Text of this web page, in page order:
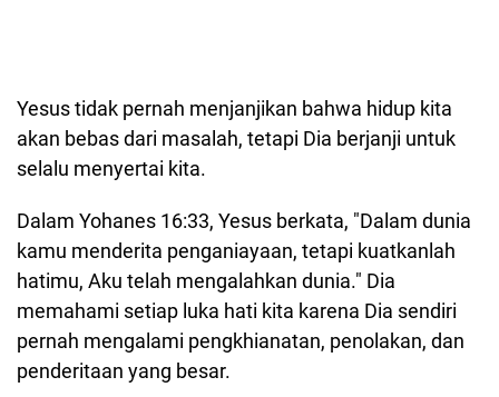
Yesus tidak pernah menjanjikan bahwa hidup kita
akan bebas dari masalah, tetapi Dia berjanji untuk
selalu menyertai kita.
Dalam Yohanes 16:33, Yesus berkata, "Dalam dunia
kamu menderita penganiayaan, tetapi kuatkanlah
hatimu, Aku telah mengalahkan dunia." Dia
memahami setiap luka hati kita karena Dia sendiri
pernah mengalami pengkhianatan, penolakan, dan
penderitaan yang besar.